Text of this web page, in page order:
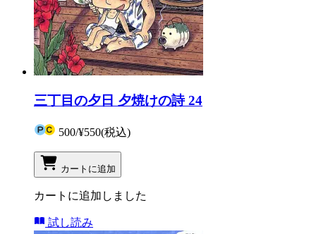
三丁目の夕日 夕焼けの詩 24
500/¥550(税込)
カートに追加
カートに追加しました
試し読み